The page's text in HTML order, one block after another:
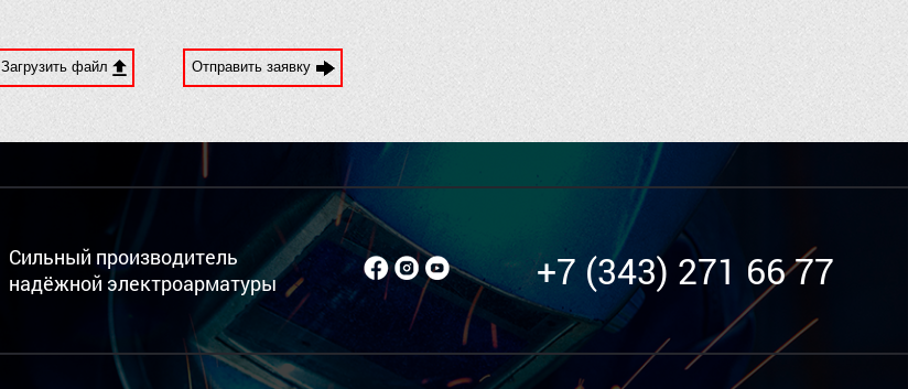
Загрузить файл Отправить заявку
Сильный производитель
надёжной электроарматуры
+7 (343) 271 66 77